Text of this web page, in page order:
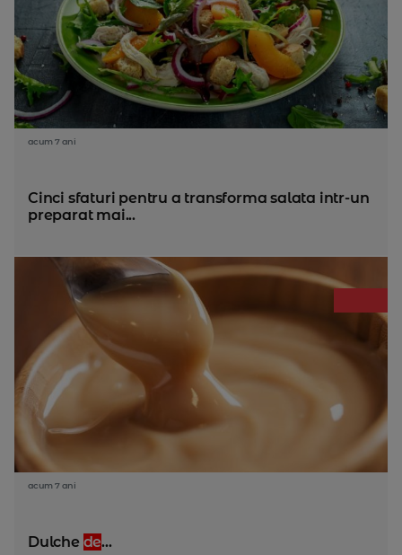
acum 7 ani
Cinci sfaturi pentru a transforma salata intr-un
preparat mai...
acum 7 ani
Dulche de...